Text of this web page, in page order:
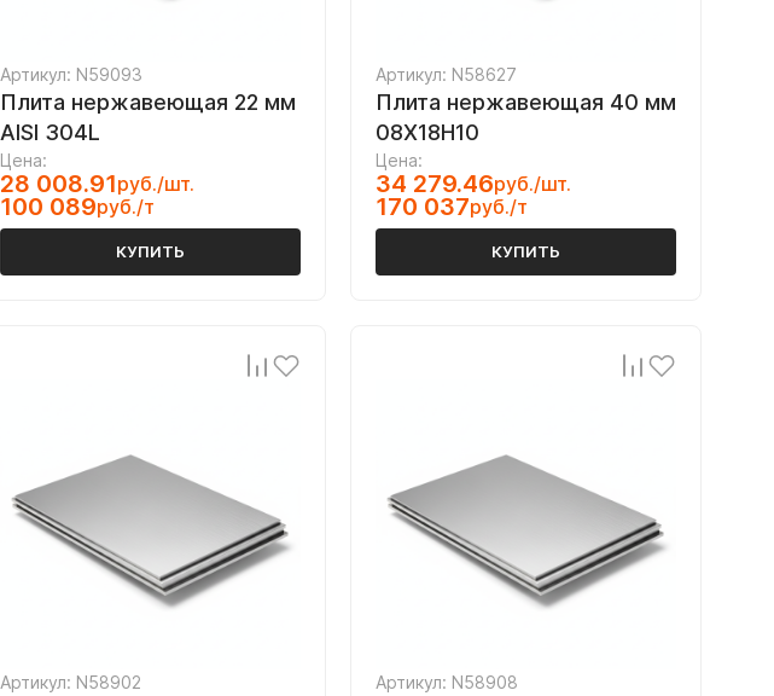
Артикул: N59093
Плита нержавеющая 22 мм
AISI 304L
Цена:
28 008.91руб./шт.
100 089руб./т
КУПИТЬ
Артикул: N58627
Плита нержавеющая 40 мм
08Х18Н10
Цена:
34 279.46руб./шт.
170 037руб./т
КУПИТЬ
Артикул: N58902 Артикул: N58908